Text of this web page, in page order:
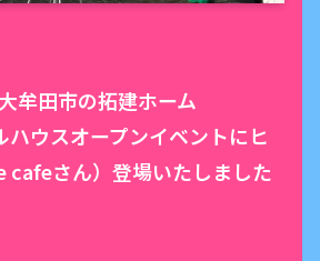
牟田市の拓建ホーム
ウスオープンイベントにヒ
cafeさん）登場いたしました